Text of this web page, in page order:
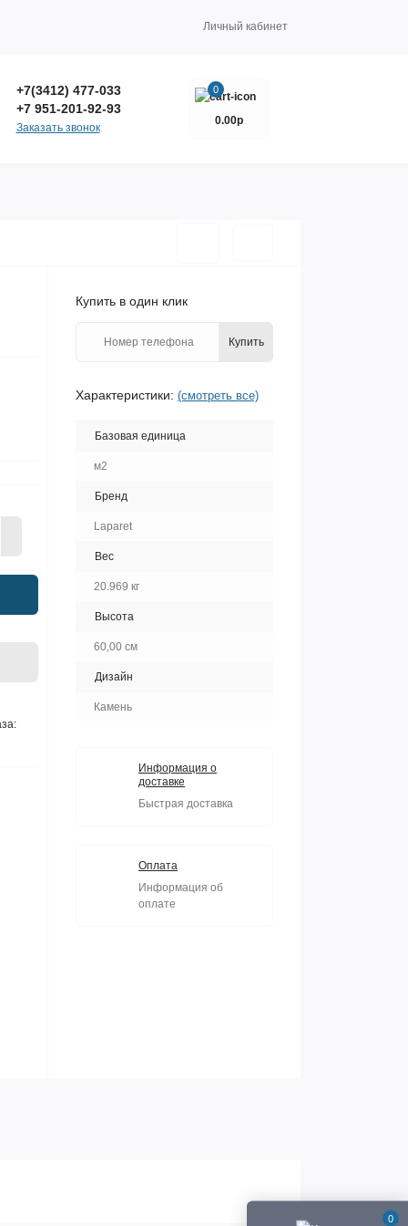
0
Личный кабинет
+7(3412) 477-033
+7 951-201-92-93
Заказать звонок
0
0.00р
Купить в один клик
Купить
Характеристики: (смотреть все)
Базовая единица
м2
Бренд
Laparet
Вес
20.969 кг
Высота
60,00 см
Дизайн
Камень
Информация о
доставке
Быстрая доставка
Оплата
Информация об
оплате